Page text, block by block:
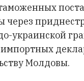
через
украинской
Молдовы.